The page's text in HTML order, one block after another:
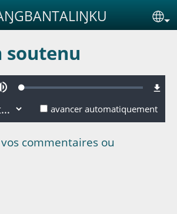
soutenu
SourdineLoaded:
avancer automatiquement
commentaires ou